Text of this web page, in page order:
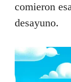
comieron
desayuno.